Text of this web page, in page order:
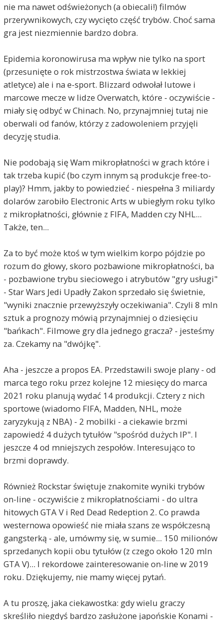
nie ma nawet odświeżonych (a obiecali!) filmów
przerywnikowych, czy wycięto część trybów. Choć sama
gra jest niezmiennie bardzo dobra.
Epidemia koronowirusa ma wpływ nie tylko na sport
(przesunięte o rok mistrzostwa świata w lekkiej
atletyce) ale i na e-sport. Blizzard odwołał lutowe i
marcowe mecze w lidze Overwatch, które - oczywiście -
miały się odbyć w Chinach. No, przynajmniej tutaj nie
oberwali od fanów, którzy z zadowoleniem przyjęli
decyzję studia.
Nie podobają się Wam mikropłatności w grach które i
tak trzeba kupić (bo czym innym są produkcje free-to-
play)? Hmm, jakby to powiedzieć - niespełna 3 miliardy
dolarów zarobiło Electronic Arts w ubiegłym roku tylko
z mikropłatności, głównie z FIFA, Madden czy NHL...
Także, ten...
Za to być może ktoś w tym wielkim korpo pójdzie po
rozum do głowy, skoro pozbawione mikropłatności, ba
- pozbawione trybu sieciowego i atrybutów "gry usługi"
- Star Wars Jedi Upadły Zakon sprzedało się świetnie,
"wyniki znacznie przewyższyły oczekiwania". Czyli 8 mln
sztuk a prognozy mówią przynajmniej o dziesięciu
"bańkach". Filmowe gry dla jednego gracza? - jesteśmy
za. Czekamy na "dwójkę".
Aha - jeszcze a propos EA. Przedstawili swoje plany - od
marca tego roku przez kolejne 12 miesięcy do marca
2021 roku planują wydać 14 produkcji. Cztery z nich
sportowe (wiadomo FIFA, Madden, NHL, może
zaryzykują z NBA) - 2 mobilki - a ciekawie brzmi
zapowiedź 4 dużych tytułów "spośród dużych IP". I
jeszcze 4 od mniejszych zespołów. Interesująco to
brzmi doprawdy.
Również Rockstar świętuje znakomite wyniki trybów
on-line - oczywiście z mikropłatnościami - do ultra
hitowych GTA V i Red Dead Redeption 2. Co prawda
westernowa opowieść nie miała szans ze współczesną
gangsterką - ale, umówmy się, w sumie... 150 milionów
sprzedanych kopii obu tytułów (z czego około 120 mln
GTA V)... I rekordowe zainteresowanie on-line w 2019
roku. Dziękujemy, nie mamy więcej pytań.
A tu proszę, jaka ciekawostka: gdy wielu graczy
skreśliło niegdyś bardzo zasłużone japońskie Konami -